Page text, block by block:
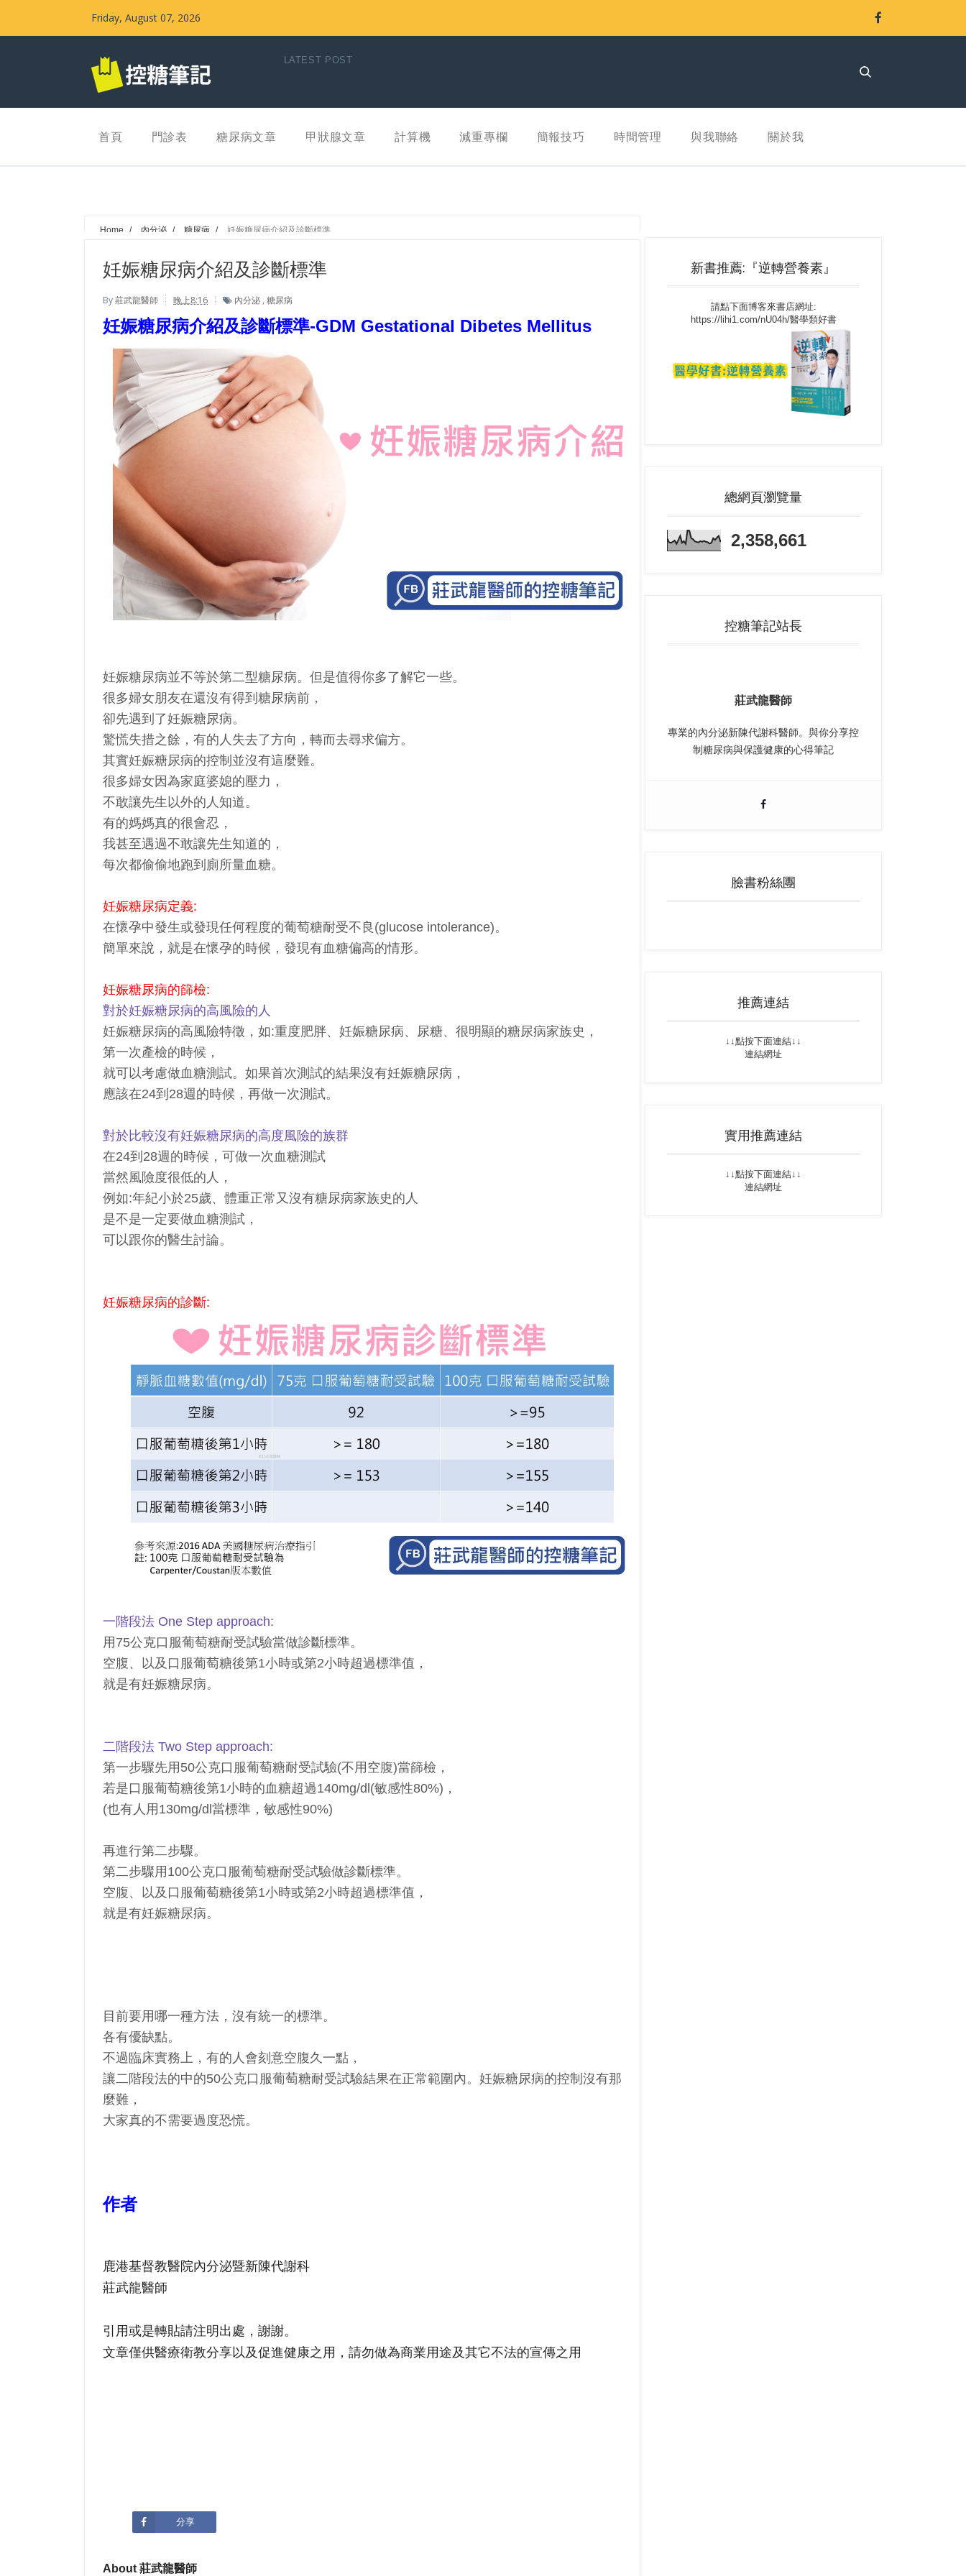
Friday, August 07, 2026
LATEST POST
首頁 門診表 糖尿病文章 甲狀腺文章 計算機 減重專欄 簡報技巧 時間管理 與我聯絡 關於我
Home / 內分泌 / 糖尿病 / 妊娠糖尿病介紹及診斷標準
妊娠糖尿病介紹及診斷標準
By莊武龍醫師 晚上8:16 內分泌 , 糖尿病
妊娠糖尿病介紹及診斷標準-GDM Gestational Dibetes Mellitus
妊娠糖尿病並不等於第二型糖尿病。但是值得你多了解它一些。
很多婦女朋友在還沒有得到糖尿病前，
卻先遇到了妊娠糖尿病。
驚慌失措之餘，有的人失去了方向，轉而去尋求偏方。
其實妊娠糖尿病的控制並沒有這麼難。
很多婦女因為家庭婆媳的壓力，
不敢讓先生以外的人知道。
有的媽媽真的很會忍，
我甚至遇過不敢讓先生知道的，
每次都偷偷地跑到廁所量血糖。
妊娠糖尿病定義:
在懷孕中發生或發現任何程度的葡萄糖耐受不良(glucose intolerance)。
簡單來說，就是在懷孕的時候，發現有血糖偏高的情形。
妊娠糖尿病的篩檢:
對於妊娠糖尿病的高風險的人
妊娠糖尿病的高風險特徵，如:重度肥胖、妊娠糖尿病、尿糖、很明顯的糖尿病家族史，
第一次產檢的時候，
就可以考慮做血糖測試。如果首次測試的結果沒有妊娠糖尿病，
應該在24到28週的時候，再做一次測試。
對於比較沒有妊娠糖尿病的高度風險的族群
在24到28週的時候，可做一次血糖測試
當然風險度很低的人，
例如:年紀小於25歲、體重正常又沒有糖尿病家族史的人
是不是一定要做血糖測試，
可以跟你的醫生討論。
妊娠糖尿病的診斷:
一階段法 One Step approach:
用75公克口服葡萄糖耐受試驗當做診斷標準。
空腹、以及口服葡萄糖後第1小時或第2小時超過標準值，
就是有妊娠糖尿病。
二階段法 Two Step approach:
第一步驟先用50公克口服葡萄糖耐受試驗(不用空腹)當篩檢，
若是口服葡萄糖後第1小時的血糖超過140mg/dl(敏感性80%)，
(也有人用130mg/dl當標準，敏感性90%)
再進行第二步驟。
第二步驟用100公克口服葡萄糖耐受試驗做診斷標準。
空腹、以及口服葡萄糖後第1小時或第2小時超過標準值，
就是有妊娠糖尿病。
目前要用哪一種方法，沒有統一的標準。
各有優缺點。
不過臨床實務上，有的人會刻意空腹久一點，
讓二階段法的中的50公克口服葡萄糖耐受試驗結果在正常範圍內。 妊娠糖尿病的控制沒有那
麼難，
大家真的不需要過度恐慌。
作者
鹿港基督教醫院內分泌暨新陳代謝科
莊武龍醫師
引用或是轉貼請注明出處，謝謝。
文章僅供醫療衛教分享以及促進健康之用，請勿做為商業用途及其它不法的宣傳之用
分享
About 莊武龍醫師
新書推薦:『逆轉營養素』
請點下面博客來書店網址:
https://lihi1.com/nU04h/醫學類好書
總網頁瀏覽量
2,358,661
控糖筆記站長
莊武龍醫師
專業的內分泌新陳代謝科醫師。與你分享控
制糖尿病與保護健康的心得筆記
臉書粉絲團
推薦連結
↓↓點按下面連結↓↓
連結網址
實用推薦連結
↓↓點按下面連結↓↓
連結網址